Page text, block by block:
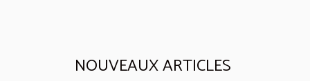
NOUVEAUX ARTICLES